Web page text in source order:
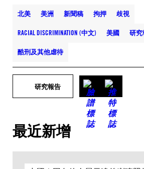
北美 美洲 新聞稿 拘押 歧視
RACIAL DISCRIMINATION (中文) 美國 研究
酷刑及其他虐待
研究報告
最近新增